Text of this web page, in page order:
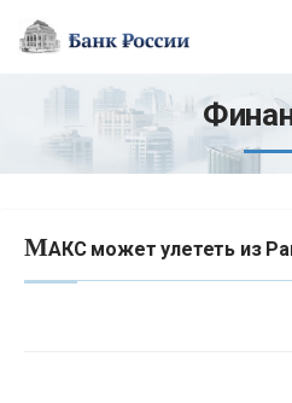
МАКС может улететь из